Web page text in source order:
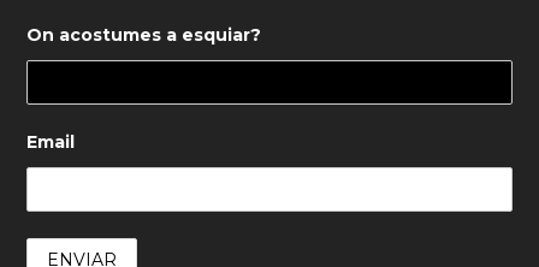
On acostumes a esquiar?
Email